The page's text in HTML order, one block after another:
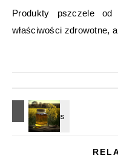
Produkty pszczele
właściwości zdrowotne,